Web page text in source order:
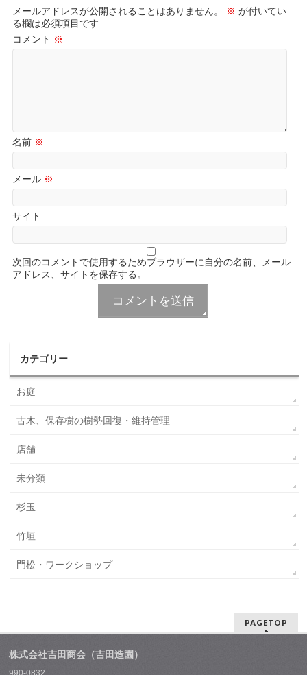
メールアドレスが公開されることはありません。 ※ が付いてい
る欄は必須項目です
コメント ※
名前 ※
メール ※
サイト
次回のコメントで使用するためブラウザーに自分の名前、メール
アドレス、サイトを保存する。
カテゴリー
お庭
古木、保存樹の樹勢回復・維持管理
店舗
未分類
杉玉
竹垣
門松・ワークショップ
PAGETOP
株式会社吉田商会（吉田造園）
990-0832